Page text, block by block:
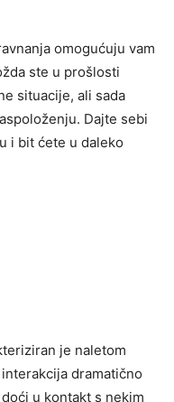
omogućuju vam
ste u prošlosti
situacije, ali sada
Dajte sebi
i bit ćete u daleko
je naletom
dramatično
u kontakt s nekim